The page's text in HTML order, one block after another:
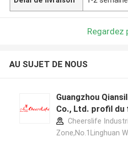
Regardez
AU SUJET DE NOUS
Guangzhou
Co., Ltd. profil du
Cheerslife
Zone,No.1Linghuan